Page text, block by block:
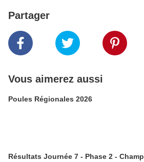
Partager
Vous aimerez aussi
Poules Régionales 2026
Résultats Journée 7 - Phase 2 -